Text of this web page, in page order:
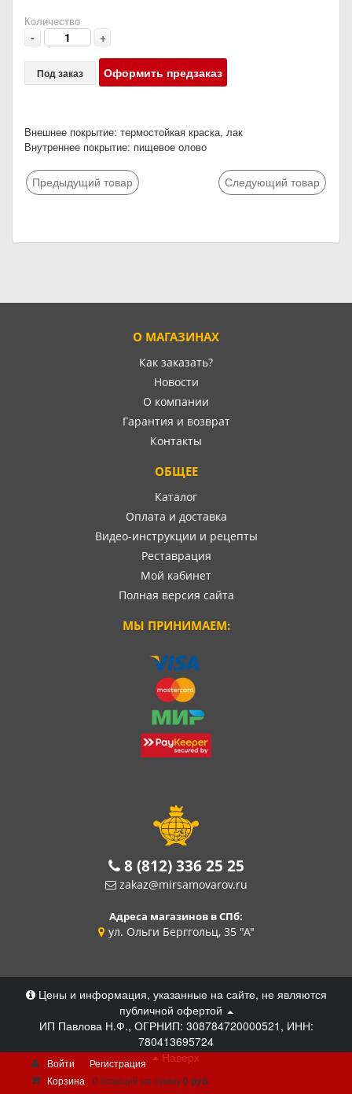
Количество
- +
Под заказ Оформить предзаказ
Внешнее покрытие: термостойкая краска, лак
Внутреннее покрытие: пищевое олово
Предыдущий товар Следующий товар
О МАГАЗИНАХ
Как заказать?
Новости
О компании
Гарантия и возврат
Контакты
ОБЩЕЕ
Каталог
Оплата и доставка
Видео-инструкции и рецепты
Реставрация
Мой кабинет
Полная версия сайта
МЫ ПРИНИМАЕМ:
8 (812) 336 25 25
zakaz@mirsamovarov.ru
Адреса магазинов в СПб:
ул. Ольги Берггольц, 35 "А"
Цены и информация, указанные на сайте, не являются
публичной офертой
ИП Павлова Н.Ф., ОГРНИП: 308784720000521, ИНН:
780413695724
Наверх
Войти
Регистрация
Корзина
0 позиций на сумму0 руб.